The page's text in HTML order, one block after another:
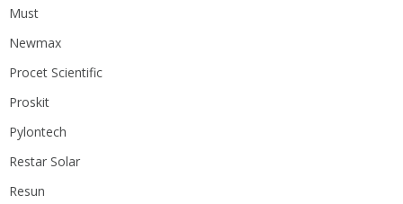
Must
Newmax
Procet Scientific
Proskit
Pylontech
Restar Solar
Resun